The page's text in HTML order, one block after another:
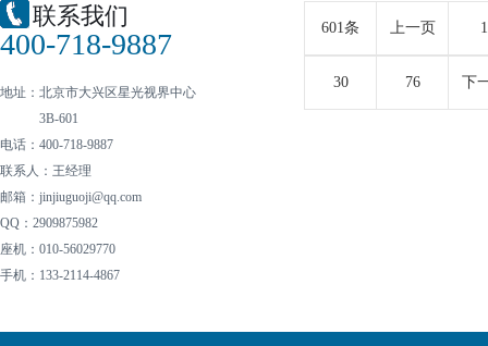
联系我们
400-718-9887
地址：北京市大兴区星光视界中心
3B-601
电话：400-718-9887
联系人：王经理
邮箱：jinjiuguoji@qq.com
QQ：2909875982
座机：010-56029770
手机：133-2114-4867
601条 上一页 1
30 76 下